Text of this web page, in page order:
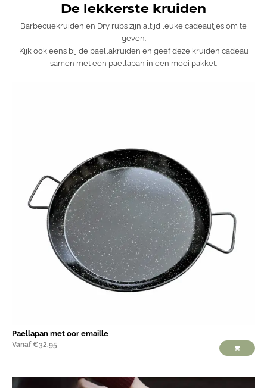
De lekkerste kruiden
Barbecuekruiden en Dry rubs zijn altijd leuke cadeautjes om te
geven.
Kijk ook eens bij de paellakruiden en geef deze kruiden cadeau
samen met een paellapan in een mooi pakket.
Paellapan met oor emaille
Vanaf €32,95